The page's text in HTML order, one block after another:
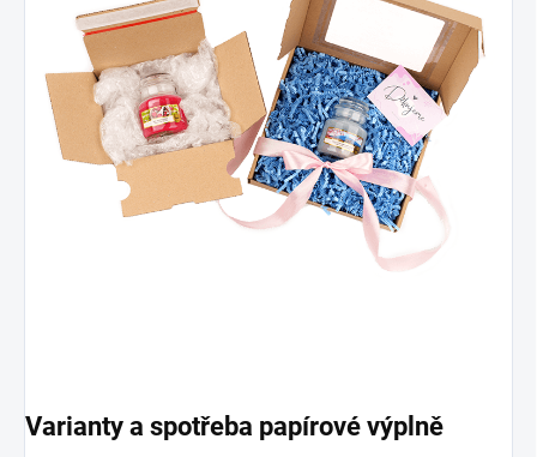
Varianty a spotřeba papírové výplně